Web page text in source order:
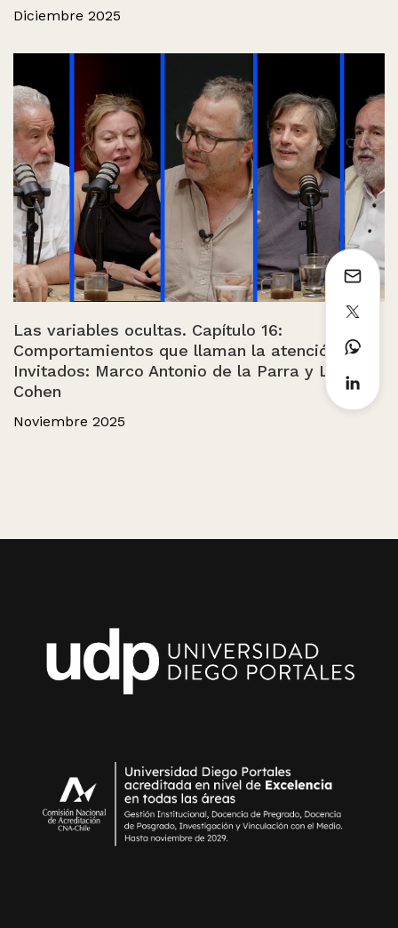
Diciembre 2025
Las variables ocultas. Capítulo 16:
Comportamientos que llaman la atención.
Invitados: Marco Antonio de la Parra y León
Cohen
Noviembre 2025